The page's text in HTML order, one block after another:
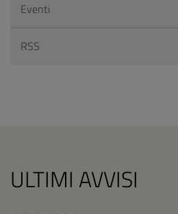
Eventi
RSS
ULTIMI AVVISI